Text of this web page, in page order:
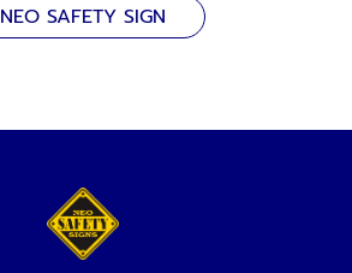
NEO SAFETY SIGN